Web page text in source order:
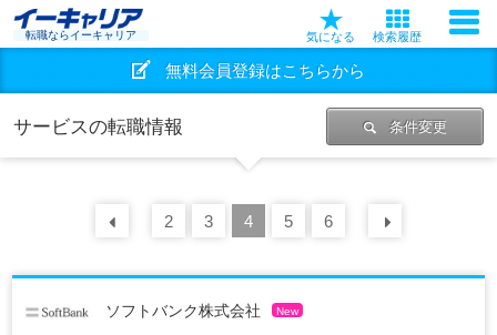
転職ならイーキャリア 気になる 検索履歴
無料会員登録はこちらから
サービスの転職情報 条件変更
前の 30
2 3 4 5 6
ソフトバンク株式会社 New